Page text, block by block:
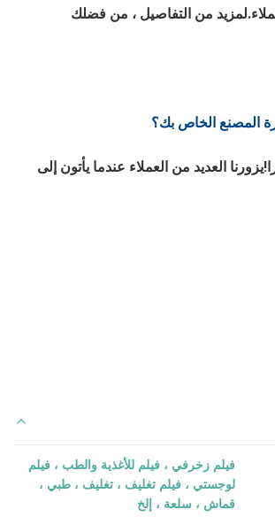
من التفاصيل ، من فضلك
المصنع الخاص بك؟
فيلم زخرفي ، فيلم للأغذية والطب ، فيلم
لوجستي ، فيلم تغليف ، تغليف ، طبي ،
قماش ، سلعة ، إلخ